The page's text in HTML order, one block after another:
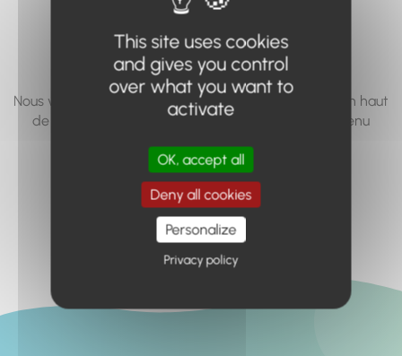
accéder n'existe
pas... ou plus.
Nous vous invitons à utiliser le moteur de recherche en haut
de page, ou à utiliser le menu pour trouver le contenu
Retour à l'accueil
This site uses cookies
and gives you control
over what you want to
activate
OK, accept all
Deny all cookies
Personalize
Privacy policy